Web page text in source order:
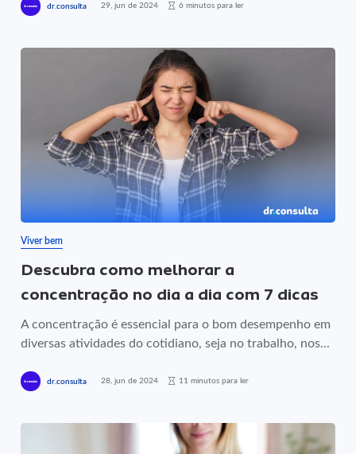
dr.consulta 29, jun de 2024 6 minutos para ler
Viver bem
Descubra como melhorar a
concentração no dia a dia com 7 dicas
A concentração é essencial para o bom desempenho em
diversas atividades do cotidiano, seja no trabalho, nos...
dr.consulta 28, jun de 2024 11 minutos para ler